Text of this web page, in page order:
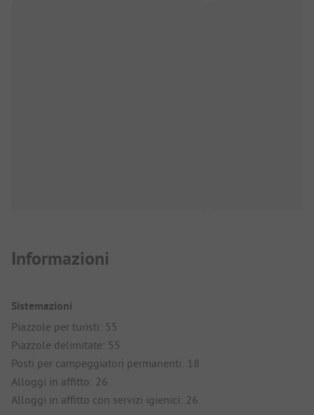
Informazioni
Sistemazioni
Piazzole per turisti: 55
Piazzole delimitate: 55
Posti per campeggiatori permanenti: 18
Alloggi in affitto: 26
Alloggi in affitto con servizi igienici: 26